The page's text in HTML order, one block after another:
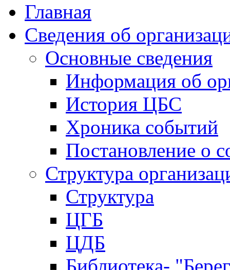
Главная
Сведения об
Основные сведения
Информация об
История ЦБС
Хроника событий
Постановление о
Структура
Структура
ЦГБ
ЦДБ